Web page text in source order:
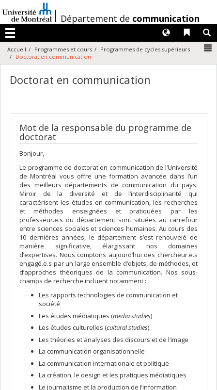
au
contenu
/Département de communication
Menu
Liens
Langues
Accueil Programmes et cours
Programmes de cycles supérieurs
Doctorat en communication
Doctorat en communication
Mot de la responsable du programme de
doctorat
Bonjour,
Le programme de doctorat en communication de l’Université
de Montréal vous offre une formation avancée dans l’un
des meilleurs départements de communication du pays.
Miroir de la diversité et de l’interdisciplinarité qui
caractérisent les études en communication, les recherches
et méthodes enseignées et pratiquées par les
professeur.e.s du département sont situées au carrefour
entre sciences sociales et sciences humaines. Au cours des
10 dernières années, le département s’est renouvelé de
manière significative, élargissant nos domaines
d’expertises. Nous comptons aujourd’hui des chercheur.e.s
engagé.e.s par un large ensemble d’objets, de méthodes, et
d’approches théoriques de la communication. Nos sous-
champs de recherche incluent notamment :
Les rapports technologies de communication et
société
Les études médiatiques (media studies)
Les études culturelles (cultural studies)
Les théories et analyses des discours et de l’image
La communication organisationnelle
La communication internationale et politique
La création, le design et les pratiques médiatiques
Le journalisme et la production de l’information